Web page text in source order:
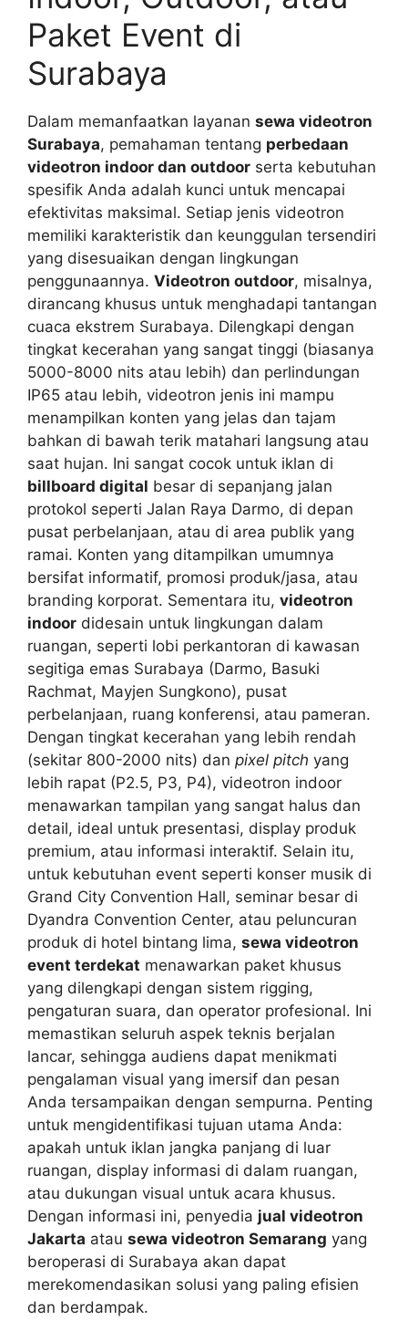
Paket Event di
Surabaya
Dalam memanfaatkan layanan sewa videotron
Surabaya, pemahaman tentang perbedaan
videotron indoor dan outdoor serta kebutuhan
spesifik Anda adalah kunci untuk mencapai
efektivitas maksimal. Setiap jenis videotron
memiliki karakteristik dan keunggulan tersendiri
yang disesuaikan dengan lingkungan
penggunaannya. Videotron outdoor, misalnya,
dirancang khusus untuk menghadapi tantangan
cuaca ekstrem Surabaya. Dilengkapi dengan
tingkat kecerahan yang sangat tinggi (biasanya
5000-8000 nits atau lebih) dan perlindungan
IP65 atau lebih, videotron jenis ini mampu
menampilkan konten yang jelas dan tajam
bahkan di bawah terik matahari langsung atau
saat hujan. Ini sangat cocok untuk iklan di
billboard digital besar di sepanjang jalan
protokol seperti Jalan Raya Darmo, di depan
pusat perbelanjaan, atau di area publik yang
ramai. Konten yang ditampilkan umumnya
bersifat informatif, promosi produk/jasa, atau
branding korporat. Sementara itu, videotron
indoor didesain untuk lingkungan dalam
ruangan, seperti lobi perkantoran di kawasan
segitiga emas Surabaya (Darmo, Basuki
Rachmat, Mayjen Sungkono), pusat
perbelanjaan, ruang konferensi, atau pameran.
Dengan tingkat kecerahan yang lebih rendah
(sekitar 800-2000 nits) dan pixel pitch yang
lebih rapat (P2.5, P3, P4), videotron indoor
menawarkan tampilan yang sangat halus dan
detail, ideal untuk presentasi, display produk
premium, atau informasi interaktif. Selain itu,
untuk kebutuhan event seperti konser musik di
Grand City Convention Hall, seminar besar di
Dyandra Convention Center, atau peluncuran
produk di hotel bintang lima, sewa videotron
event terdekat menawarkan paket khusus
yang dilengkapi dengan sistem rigging,
pengaturan suara, dan operator profesional. Ini
memastikan seluruh aspek teknis berjalan
lancar, sehingga audiens dapat menikmati
pengalaman visual yang imersif dan pesan
Anda tersampaikan dengan sempurna. Penting
untuk mengidentifikasi tujuan utama Anda:
apakah untuk iklan jangka panjang di luar
ruangan, display informasi di dalam ruangan,
atau dukungan visual untuk acara khusus.
Dengan informasi ini, penyedia jual videotron
Jakarta atau sewa videotron Semarang yang
beroperasi di Surabaya akan dapat
merekomendasikan solusi yang paling efisien
dan berdampak.